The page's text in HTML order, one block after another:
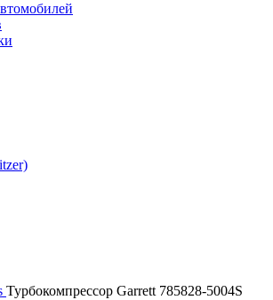
Турбокомпрессор Garrett 785828-5004S